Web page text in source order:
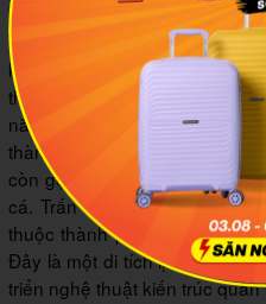
Trấn Bình đài là một pháo
kinh thành Huế. Pháo đài
thời vua Gia Long với cái
năm 1832 dưới thời vua
thành Trấn Bình đài, tức là
còn gọi pháo đài là đồn
cá. Trấn Bình đài là 1 trong
thuộc thành phụ, cách thành
Đây là một di tích lịch sử
triển nghệ thuật kiến trúc quân